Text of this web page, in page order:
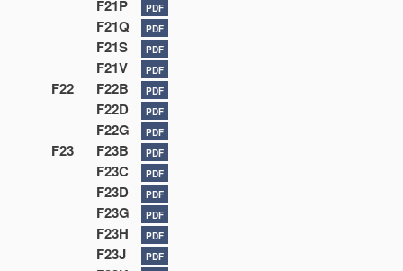
F21P PDF
F21Q PDF
F21S PDF
F21V PDF
F22 F22B PDF
F22D PDF
F22G PDF
F23 F23B PDF
F23C PDF
F23D PDF
F23G PDF
F23H PDF
F23J PDF